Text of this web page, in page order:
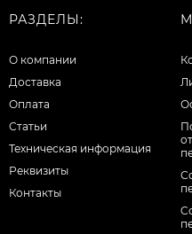
РАЗДЕЛЫ:
О компании
Доставка
Оплата
Статьи
Техническая информация
Реквизиты
Контакты